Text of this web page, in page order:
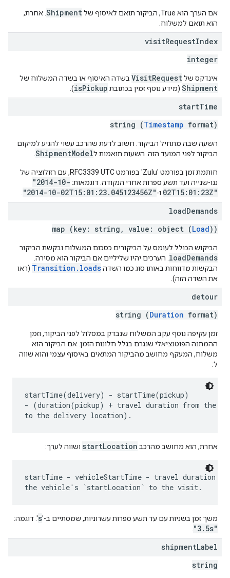
אם הערך הוא True, הביקור תואם לאיסוף של Shipment . אחרת,
הוא תואם למשלוח.
visitRequestIndex
integer
אינדקס שלVisitRequest בשדה האיסוף או בשדה המשלוח של
Shipment (מידע נוסף זמין בכתובת isPickup
).
startTime
string (Timestamp format)
השעה שבה מתחיל הביקור. חשוב לדעת שהרכב עשוי להגיע למיקום
הביקור לפני המועד הזה. השעות תואמות לShipmentModel
חותמת זמן בפורמט 'Zulu' בפורמט RFC3339 UTC, עם רזולוציה של
ננו-שנייה ועד תשע ספרות אחרי הנקודה. דוגמאות: "2014-10-
02T15:01:23Z" ו-"2014-10-02T15:01:23.045123456Z"
loadDemands
map (key: string, value: object (Load))
הביקוש הכולל לעומס על הביקורים כסכום המשלוח ובקשת הביקור
loadDemands . הערכים יהיו שליליים אם הביקור הוא מסירה.
הבקשות מדווחות באותו סוג כמו השדהTransition.loads (ראו
את השדה הזה).
detour
string (Duration format)
זמן עקיפה נוסף עקב המשלוח שנבדק במסלול לפני הביקור, וזמן
ההמתנה הפוטנציאלי שנגרם בגלל חלונות הזמן. אם הביקור הוא
משלוח, המעקף מחושב מהביקור המתאים באיסוף עצמי והוא שווה
ל:
startTime(delivery) - startTime(pickup)
- (duration(pickup) + travel duration from the
אחרת, הוא מחושב מהרכב startLocation ושווה לערך:
startTime - vehicleStartTime - travel duration
משך זמן בשניות עם עד תשע ספרות עשרוניות, שמסתיים ב-'s'. דוגמה:
"3.5s"
shipmentLabel
string